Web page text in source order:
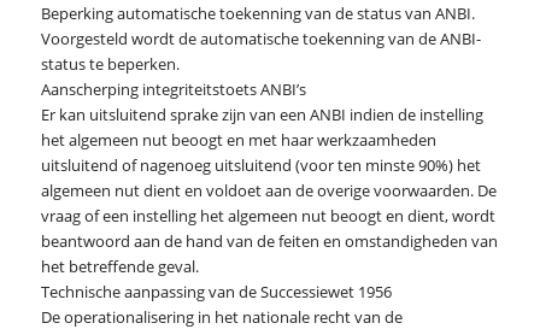
Beperking automatische toekenning van de status van ANBI.
Voorgesteld wordt de automatische toekenning van de ANBI-
status te beperken.
Aanscherping integriteitstoets ANBI’s
Er kan uitsluitend sprake zijn van een ANBI indien de instelling
het algemeen nut beoogt en met haar werkzaamheden
uitsluitend of nagenoeg uitsluitend (voor ten minste 90%) het
algemeen nut dient en voldoet aan de overige voorwaarden. De
vraag of een instelling het algemeen nut beoogt en dient, wordt
beantwoord aan de hand van de feiten en omstandigheden van
het betreffende geval.
Technische aanpassing van de Successiewet 1956
De operationalisering in het nationale recht van de